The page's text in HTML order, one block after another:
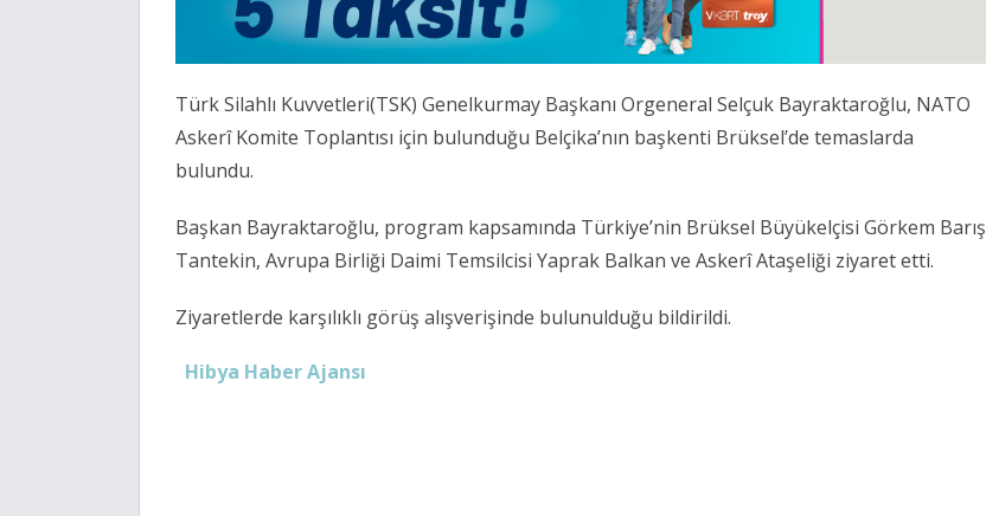
Türk Silahlı Kuvvetleri(TSK) Genelkurmay Başkanı Orgeneral Selçuk Bayraktaroğlu, NATO
Askerî Komite Toplantısı için bulunduğu Belçika’nın başkenti Brüksel’de temaslarda
bulundu.
Başkan Bayraktaroğlu, program kapsamında Türkiye’nin Brüksel Büyükelçisi Görkem Barış
Tantekin, Avrupa Birliği Daimi Temsilcisi Yaprak Balkan ve Askerî Ataşeliği ziyaret etti.
Ziyaretlerde karşılıklı görüş alışverişinde bulunulduğu bildirildi.
Hibya Haber Ajansı